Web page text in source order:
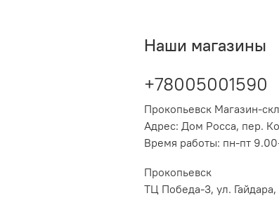
Наши магазины
+78005001590
Прокопьевск Магазин-
Адрес: Дом Росса, пер.
Время работы: пн-пт
Прокопьевск
ТЦ Победа-3, ул. Гайдара,